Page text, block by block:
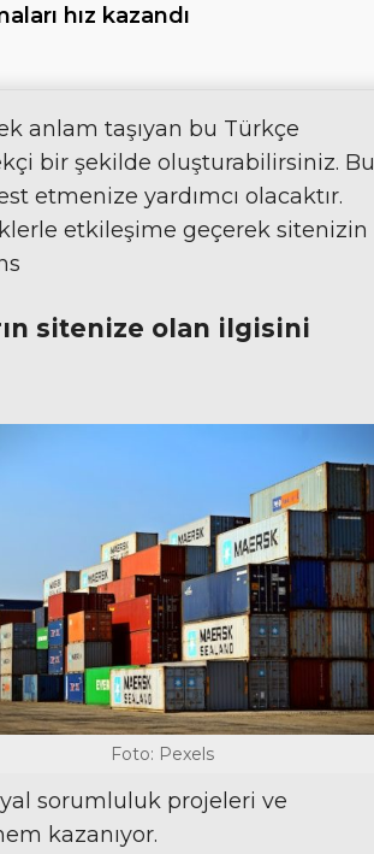
hız kazandı
anlam taşıyan bu Türkçe
bir şekilde oluşturabilirsiniz. Bu
etmenize yardımcı olacaktır.
etkileşime geçerek sitenizin
sitenize olan ilgisini
Foto: Pexels
sorumluluk projeleri ve
kazanıyor.